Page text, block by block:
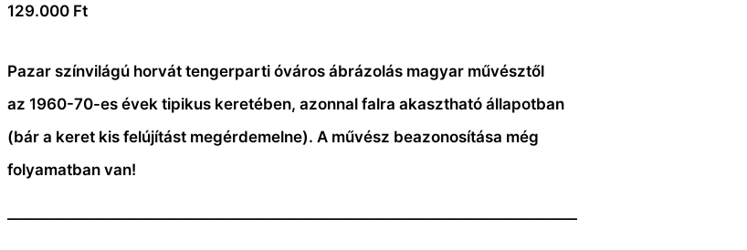
129.000 Ft
Pazar színvilágú horvát tengerparti óváros ábrázolás magyar művésztől
az 1960-70-es évek tipikus keretében, azonnal falra akasztható állapotban
(bár a keret kis felújítást megérdemelne). A művész beazonosítása még
folyamatban van!
———————————————————————————————————————